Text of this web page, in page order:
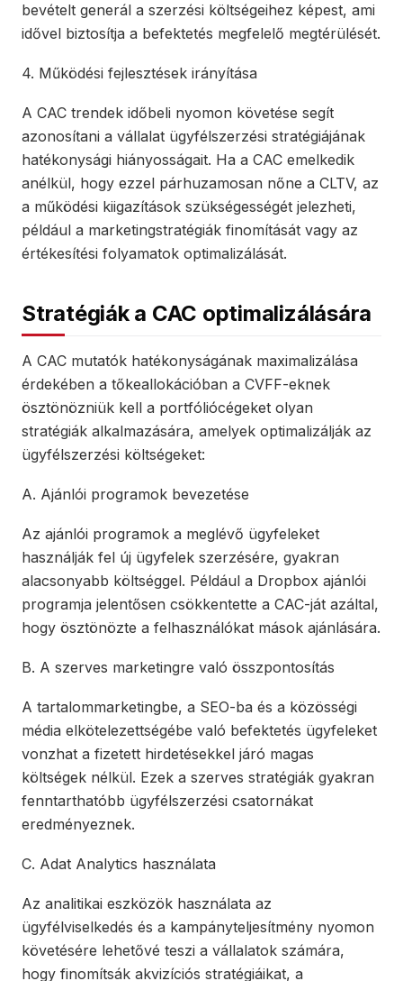
bevételt generál a szerzési költségeihez képest, ami
idővel biztosítja a befektetés megfelelő megtérülését.
4. Működési fejlesztések irányítása
A CAC trendek időbeli nyomon követése segít
azonosítani a vállalat ügyfélszerzési stratégiájának
hatékonysági hiányosságait. Ha a CAC emelkedik
anélkül, hogy ezzel párhuzamosan nőne a CLTV, az
a működési kiigazítások szükségességét jelezheti,
például a marketingstratégiák finomítását vagy az
értékesítési folyamatok optimalizálását.
Stratégiák a CAC optimalizálására
A CAC mutatók hatékonyságának maximalizálása
érdekében a tőkeallokációban a CVFF-eknek
ösztönözniük kell a portfóliócégeket olyan
stratégiák alkalmazására, amelyek optimalizálják az
ügyfélszerzési költségeket:
A. Ajánlói programok bevezetése
Az ajánlói programok a meglévő ügyfeleket
használják fel új ügyfelek szerzésére, gyakran
alacsonyabb költséggel. Például a Dropbox ajánlói
programja jelentősen csökkentette a CAC-ját azáltal,
hogy ösztönözte a felhasználókat mások ajánlására.
B. A szerves marketingre való összpontosítás
A tartalommarketingbe, a SEO-ba és a közösségi
média elkötelezettségébe való befektetés ügyfeleket
vonzhat a fizetett hirdetésekkel járó magas
költségek nélkül. Ezek a szerves stratégiák gyakran
fenntarthatóbb ügyfélszerzési csatornákat
eredményeznek.
C. Adat Analytics használata
Az analitikai eszközök használata az
ügyfélviselkedés és a kampányteljesítmény nyomon
követésére lehetővé teszi a vállalatok számára,
hogy finomítsák akvizíciós stratégiáikat, a